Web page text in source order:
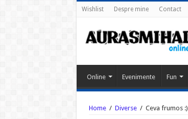
Wishlist Despre mine Contact
Online Evenimente Fun
Home / Diverse / Ceva frumos :)